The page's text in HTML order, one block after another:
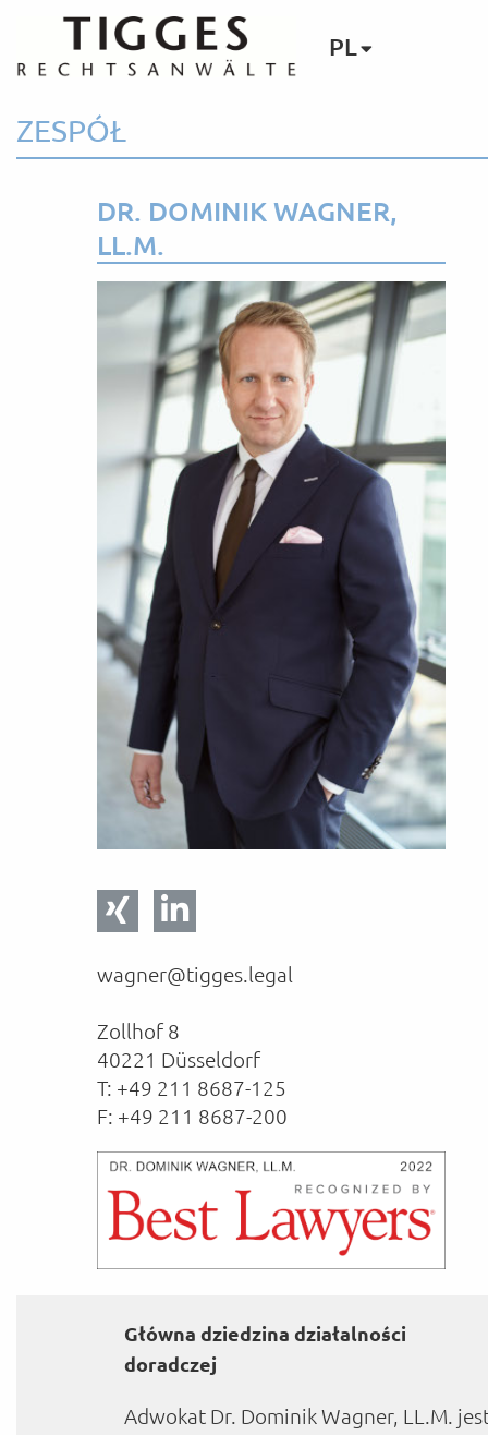
PL
ZESPÓŁ
DR. DOMINIK WAGNER,
LL.M.
wagner@tigges.legal
Zollhof 8
40221 Düsseldorf
T: +49 211 8687-125
F: +49 211 8687-200
Główna dziedzina działalności
doradczej
Adwokat Dr. Dominik Wagner, LL.M.